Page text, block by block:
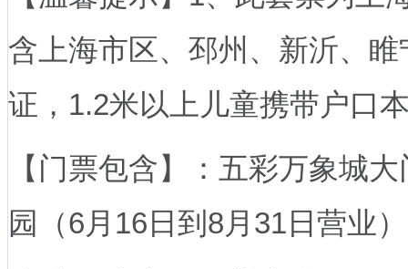
含上海市区、邳州、新沂、
证，1.2米以上儿童携带户口
【门票包含】：五彩万象城
园（6月16日到8月31日营业